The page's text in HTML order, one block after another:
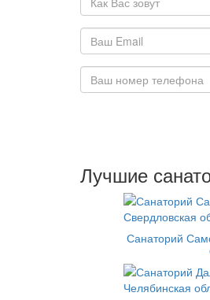
Лучшие
Санаторий